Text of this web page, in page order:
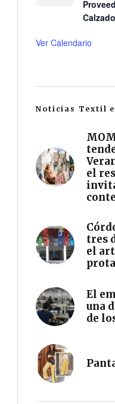
Ver Calendario
Noticias Textil
el
tres
el
El
una
de